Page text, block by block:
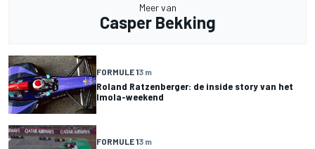
Meer van
Casper Bekking
FORMULE 13 m
Roland Ratzenberger: de inside story van het
Imola-weekend
FORMULE 13 m